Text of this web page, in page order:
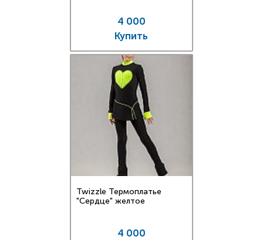
4 000
Купить
Twizzle Термоплатье
"Сердце" желтое
4 000